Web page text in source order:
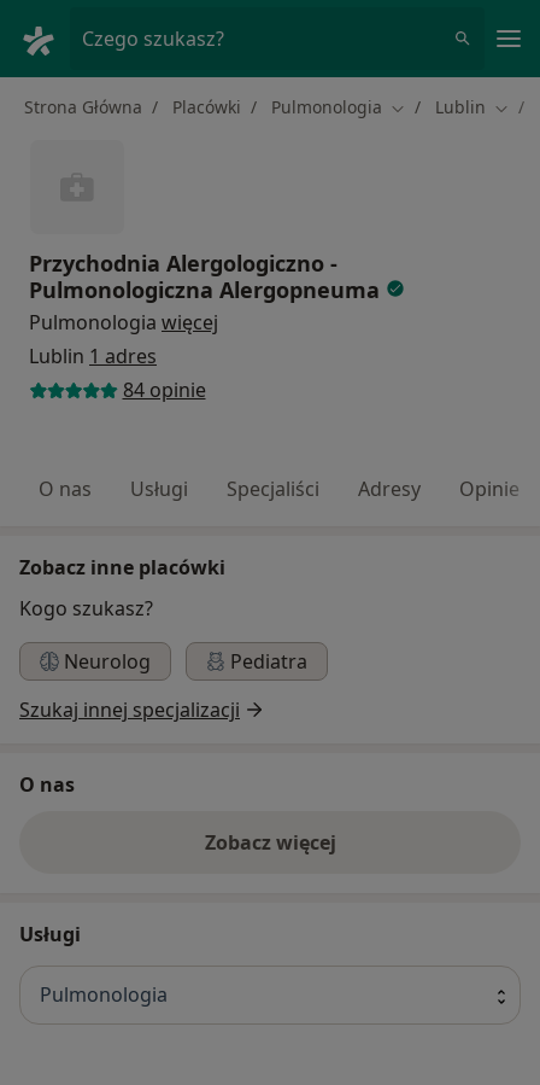
Czego szukasz?
Strona Główna Placówki Pulmonologia Zmień miasto
Lublin
Przychodnia Alergologiczno -
Pulmonologiczna Alergopneuma
Pulmonologia więcej
Lublin 1 adres
84 opinie
O nas Usługi Specjaliści Adresy Opinie
Zobacz inne placówki
Kogo szukasz?
Neurolog
Pediatra
Szukaj innej specjalizacji
O nas
Zobacz więcej
Usługi
Pulmonologia